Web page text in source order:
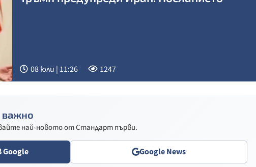
08 юли | 11:26 1247
важно
най-новото от Стандарт първи.
Google Google News